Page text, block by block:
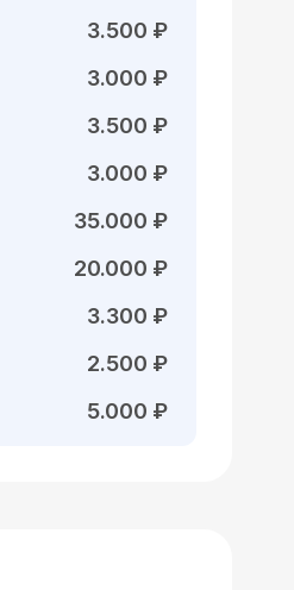
3.500 ₽
3.000 ₽
3.500 ₽
3.000 ₽
35.000 ₽
20.000 ₽
3.300 ₽
2.500 ₽
5.000 ₽